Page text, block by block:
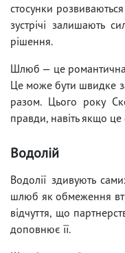
стосунки
зустрічі залишають
рішення.
Шлюб — це романтична
Це може бути швидке
разом. Цього року
правди, навіть якщо
Водолій
Водолії здивують
шлюб як обмеження
відчуття, що
доповнює її.